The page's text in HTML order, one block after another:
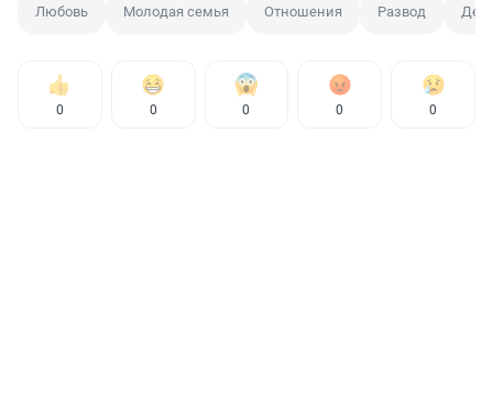
Любовь Молодая семья Отношения Развод
0 0 0 0 0